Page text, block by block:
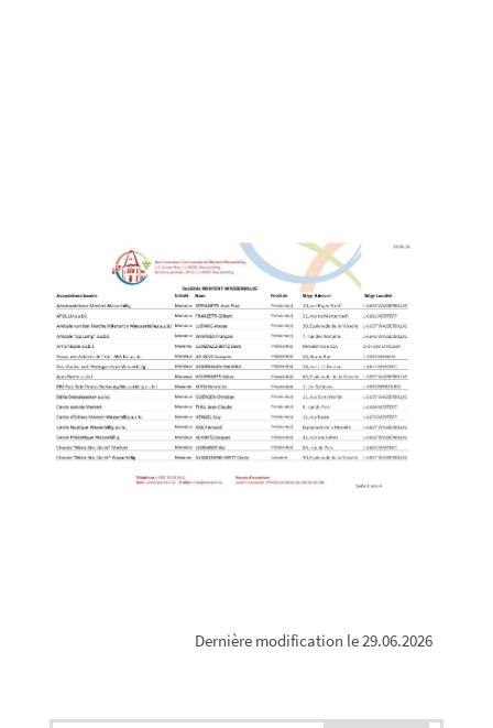
Dernière modification le 29.06.2026